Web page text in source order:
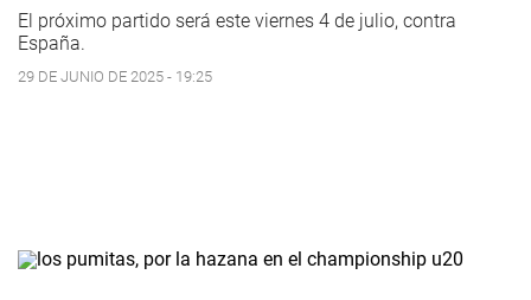
El próximo partido será este viernes 4 de julio, contra
España.
29 DE JUNIO DE 2025 - 19:25